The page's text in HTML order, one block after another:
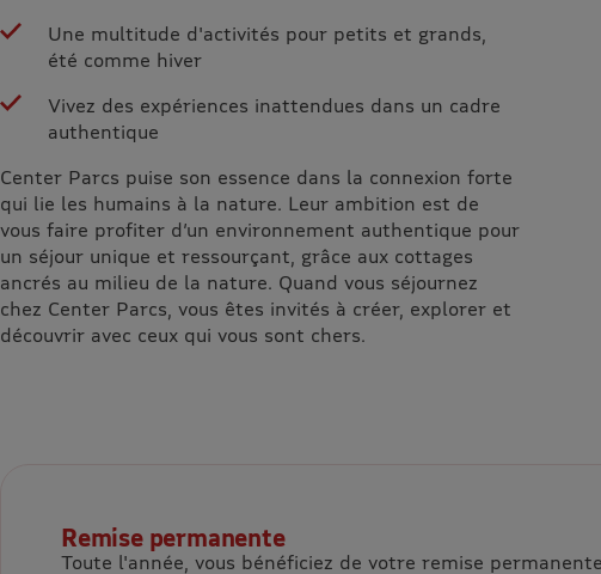
Une multitude d'activités pour petits et grands,
été comme hiver
Vivez des expériences inattendues dans un cadre
authentique
Center Parcs puise son essence dans la connexion forte
qui lie les humains à la nature. Leur ambition est de
vous faire profiter d’un environnement authentique pour
un séjour unique et ressourçant, grâce aux cottages
ancrés au milieu de la nature. Quand vous séjournez
chez Center Parcs, vous êtes invités à créer, explorer et
découvrir avec ceux qui vous sont chers.
Remise permanente
Toute l'année, vous bénéficiez de votre remise